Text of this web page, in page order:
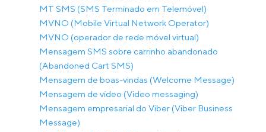
MT SMS (SMS Terminado em Telemóvel)
MVNO (Mobile Virtual Network Operator)
MVNO (operador de rede móvel virtual)
Mensagem SMS sobre carrinho abandonado
(Abandoned Cart SMS)
Mensagem de boas-vindas (Welcome Message)
Mensagem de vídeo (Video messaging)
Mensagem empresarial do Viber (Viber Business
Message)